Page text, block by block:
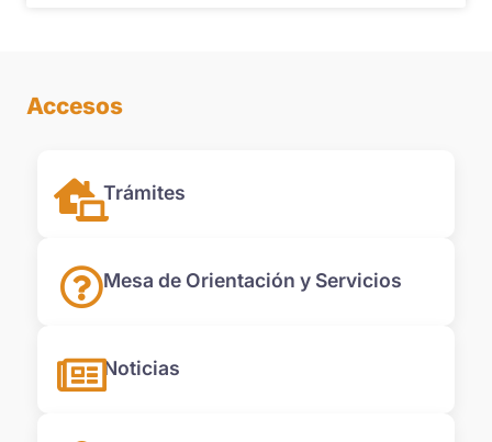
Accesos
Trámites
Mesa de Orientación y Servicios
Noticias